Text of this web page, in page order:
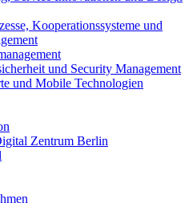
Kooperationssysteme und
und Security Management
und Mobile Technologien
Zentrum Berlin